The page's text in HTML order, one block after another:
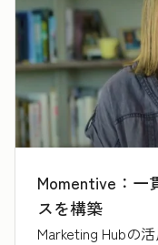
Momentive：一
スを構築
Marketing Hubの